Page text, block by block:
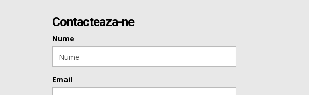
Contacteaza-ne
Nume
Email